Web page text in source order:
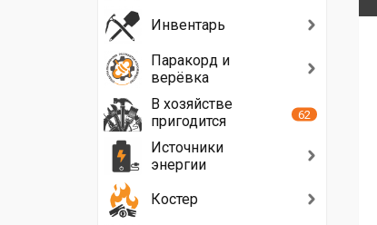
Инвентарь
Паракорд и
верёвка
В хозяйстве
пригодится
62
Источники
энергии
Костер